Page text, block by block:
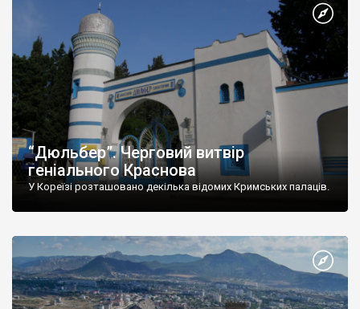
“Дюльбер”. Черговий витвір
геніального Краснова
У Кореїзі розташовано декілька відомих Кримських палаців.